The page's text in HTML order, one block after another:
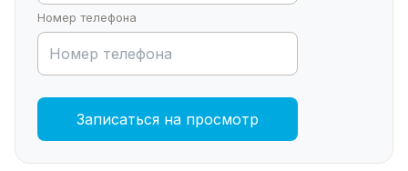
Номер телефона
Записаться на просмотр